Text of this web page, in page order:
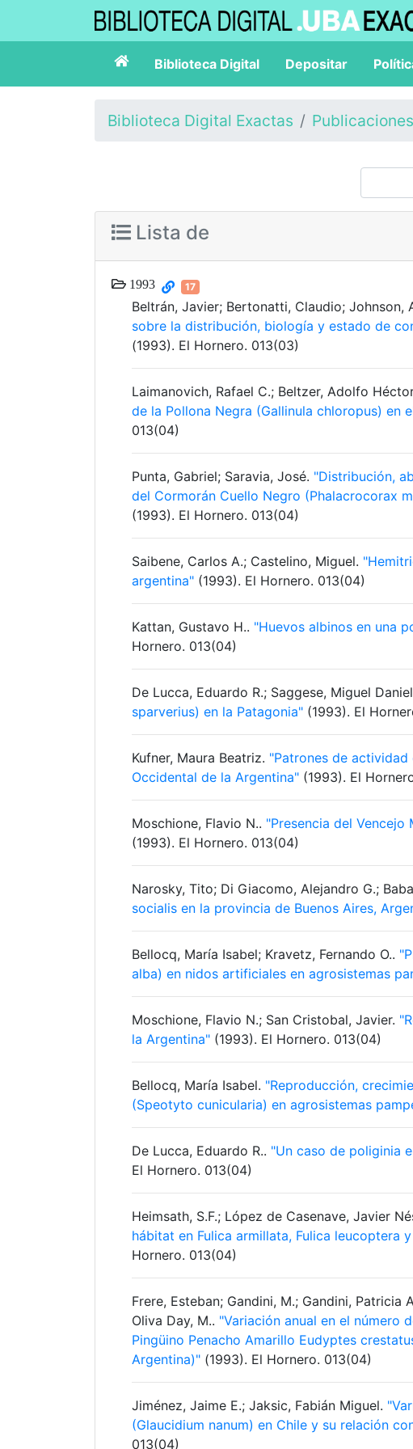
Biblioteca Digital Depositar
Biblioteca Digital Exactas Publicaciones
Lista de
1993 17
Beltrán, Javier; Bertonatti, Claudio; Johnson,
sobre la distribución, biología y estado de
(1993). El Hornero. 013(03)
Laimanovich, Rafael C.; Beltzer, Adolfo
de la Pollona Negra (Gallinula chloropus) en
013(04)
Punta, Gabriel; Saravia, José. "Distribución,
del Cormorán Cuello Negro (Phalacrocorax
(1993). El Hornero. 013(04)
Saibene, Carlos A.; Castelino, Miguel.
argentina" (1993). El Hornero. 013(04)
Kattan, Gustavo H.. "Huevos albinos en una
Hornero. 013(04)
De Lucca, Eduardo R.; Saggese, Miguel
sparverius) en la Patagonia" (1993). El
Kufner, Maura Beatriz. "Patrones de
Occidental de la Argentina" (1993). El
Moschione, Flavio N.. "Presencia del
(1993). El Hornero. 013(04)
Narosky, Tito; Di Giacomo, Alejandro G.;
socialis en la provincia de Buenos Aires,
Bellocq, María Isabel; Kravetz, Fernando O..
alba) en nidos artificiales en agrosistemas
Moschione, Flavio N.; San Cristobal, Javier.
la Argentina" (1993). El Hornero. 013(04)
Bellocq, María Isabel. "Reproducción,
(Speotyto cunicularia) en agrosistemas
De Lucca, Eduardo R.. "Un caso de poliginia
El Hornero. 013(04)
Heimsath, S.F.; López de Casenave, Javier
hábitat en Fulica armillata, Fulica leucoptera
Hornero. 013(04)
Frere, Esteban; Gandini, M.; Gandini, Patricia
Oliva Day, M.. "Variación anual en el número
Pingüino Penacho Amarillo Eudyptes
Argentina)" (1993). El Hornero. 013(04)
Jiménez, Jaime E.; Jaksic, Fabián Miguel.
(Glaucidium nanum) en Chile y su relación
013(04)